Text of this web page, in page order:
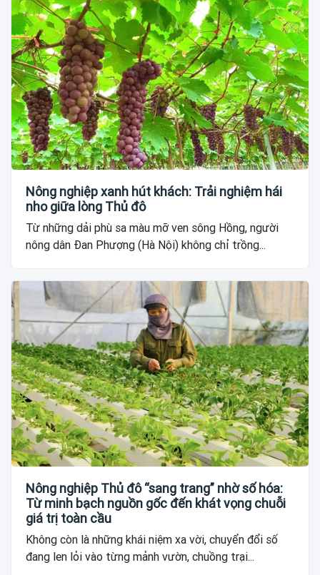
Nông nghiệp xanh hút khách: Trải nghiệm hái
nho giữa lòng Thủ đô
Từ những dải phù sa màu mỡ ven sông Hồng, người
nông dân Đan Phượng (Hà Nội) không chỉ trồng...
Nông nghiệp Thủ đô “sang trang” nhờ số hóa:
Từ minh bạch nguồn gốc đến khát vọng chuỗi
giá trị toàn cầu
Không còn là những khái niệm xa vời, chuyển đổi số
đang len lỏi vào từng mảnh vườn, chuồng trại...